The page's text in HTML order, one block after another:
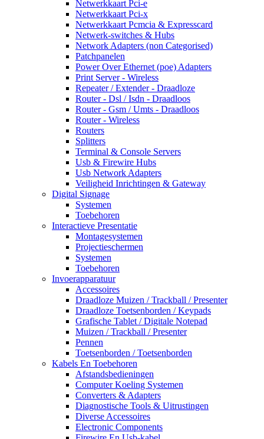
Netwerkkaart Pci-e
Netwerkkaart Pci-x
Netwerkkaart Pcmcia & Expresscard
Netwerk-switches & Hubs
Network Adapters (non Categorised)
Patchpanelen
Power Over Ethernet (poe) Adapters
Print Server - Wireless
Repeater / Extender - Draadloze
Router - Dsl / Isdn - Draadloos
Router - Gsm / Umts - Draadloos
Router - Wireless
Routers
Splitters
Terminal & Console Servers
Usb & Firewire Hubs
Usb Network Adapters
Veiligheid Inrichtingen & Gateway
Digital Signage
Systemen
Toebehoren
Interactieve Presentatie
Montagesystemen
Projectieschermen
Systemen
Toebehoren
Invoerapparatuur
Accessoires
Draadloze Muizen / Trackball / Presenter
Draadloze Toetsenborden / Keypads
Grafische Tablet / Digitale Notepad
Muizen / Trackball / Presenter
Pennen
Toetsenborden / Toetsenborden
Kabels En Toebehoren
Afstandsbedieningen
Computer Koeling Systemen
Converters & Adapters
Diagnostische Tools & Uitrustingen
Diverse Accessoires
Electronic Components